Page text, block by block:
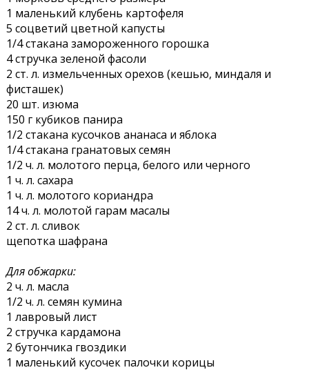
1 маленький клубень картофеля
5 соцветий цветной капусты
1/4 стакана замороженного горошка
4 стручка зеленой фасоли
2 ст. л. измельченных орехов (кешью, миндаля и
фисташек)
20 шт. изюма
150 г кубиков панира
1/2 стакана кусочков ананаса и яблока
1/4 стакана гранатовых семян
1/2 ч. л. молотого перца, белого или черного
1 ч. л. сахара
1 ч. л. молотого кориандра
14 ч. л. молотой гарам масалы
2 ст. л. сливок
щепотка шафрана
Для обжарки:
2 ч. л. масла
1/2 ч. л. семян кумина
1 лавровый лист
2 стручка кардамона
2 бутончика гвоздики
1 маленький кусочек палочки корицы